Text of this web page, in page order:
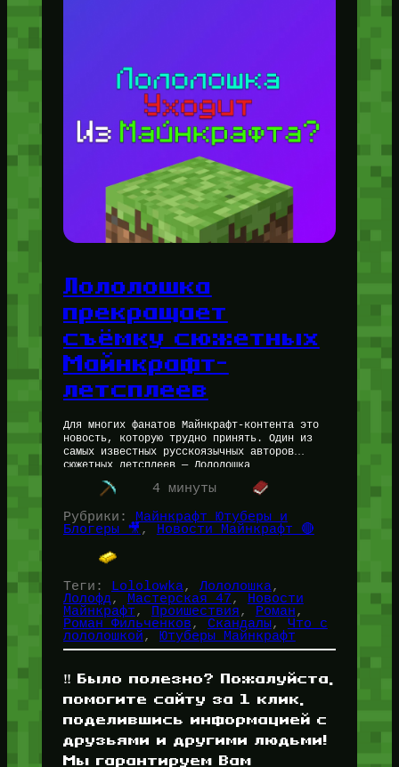
Лололошка
прекращает
съёмку сюжетных
Майнкрафт-
летсплеев
Для многих фанатов Майнкрафт-контента это
новость, которую трудно принять. Один из
самых известных русскоязычных авторов
сюжетных летсплеев — Лололошка
(MrLololoshka) — объявил о завершении эпохи
своих сюжетных Майнкрафт сезонов. Проект,…
4 минуты
Рубрики: Майнкрафт Ютуберы и
Блогеры 🎥 , Новости Майнкрафт 🔴
Теги: Lololowka, Лололошка
Лолофд, Мастерская 47,
Новости
Майнкрафт, Проишествия, Роман
Роман Фильченков, Скандалы, Что с
лололошкой, Ютуберы Майнкрафт
‼️ Было полезно? Пожалуйста,
помогите сайту за 1 клик,
поделившись информацией с
друзьями и другими людьми!
Мы гарантируем Вам